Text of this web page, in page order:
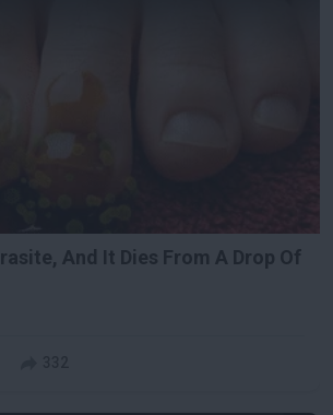
And It Dies From A Drop Of